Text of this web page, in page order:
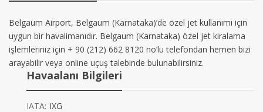
Belgaum Airport, Belgaum (Karnataka)’de özel jet kullanımı için
uygun bir havalimanıdır. Belgaum (Karnataka) özel jet kiralama
işlemleriniz için + 90 (212) 662 8120 no’lu telefondan hemen bizi
arayabilir veya online uçuş talebinde bulunabilirsiniz.
Havaalanı Bilgileri
IATA: IXG